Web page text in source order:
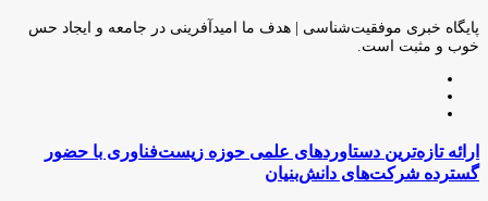
ایمیل
پایگاه خبری موفقیت‌شناسی | هدف ما امیدآفرینی در جامعه و ایجاد حس
خوب و مثبت است.
ارائه
تازه‌ترین
دستاوردهای
ارائه تازه‌ترین دستاوردهای علمی حوزه زیست‌فناوری با حضور
گسترده شرکت‌های دانش‌بنیان